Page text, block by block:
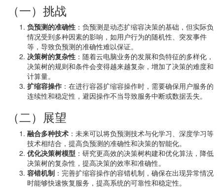
（一）挑战
负预测的准确性 ：负预测是动态扩缩容决策的基础，但实际负
情况受到多种因素的影响，如用户行为的随机性、突发事件
等，导致负预测的准确性难以保证。
决策树的复杂性 ：随着云电脑业务的发展和负特征的多样化，
决策树的规则和条件会变得越来越复杂，增加了决策的难度和
计算量。
扩缩容操作 ：在进行容器扩缩容操作时，需要确保用户服务的
连续性和稳定性，避因操作不当导致服务中断或数据丢失。
（二）展望
融合多种技术 ：未来可以将负预测技术与化学习、深度学习等
技术相结合，提高负预测的准确性和决策的智能化。
优化决策树模型 ：研究更高效的决策树构建和优化算法，降低
决策树的复杂性，提高决策的效率和准确性。
容错机制 ：完善扩缩容操作的容错机制，确保在出现异常情况
时能够快速恢复服务，提高系统的可靠性和稳定性。